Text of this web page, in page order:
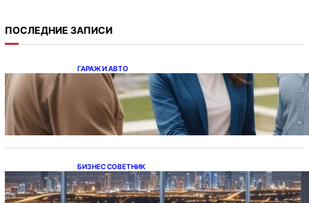
ПОСЛЕДНИЕ ЗАПИСИ
ГАРАЖ И АВТО
Ипотека на новостройки при оформлении
напрямую у застройщика
БИЗНЕС СОВЕТНИК
Каталог светодиодных светильников и
LED-освещения в Казахстане